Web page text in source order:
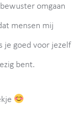
omgaan
mensen mij
je goed voor jezelf
bent.